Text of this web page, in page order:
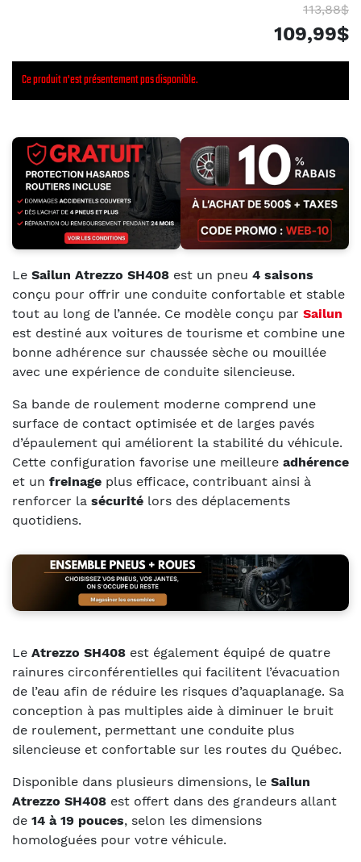
113,88$
109,99$
Ce produit n'est présentement pas disponible.
Le Sailun Atrezzo SH408 est un pneu 4 saisons
conçu pour offrir une conduite confortable et stable
tout au long de l’année. Ce modèle conçu par Sailun
est destiné aux voitures de tourisme et combine une
bonne adhérence sur chaussée sèche ou mouillée
avec une expérience de conduite silencieuse.
Sa bande de roulement moderne comprend une
surface de contact optimisée et de larges pavés
d’épaulement qui améliorent la stabilité du véhicule.
Cette configuration favorise une meilleure adhérence
et un freinage plus efficace, contribuant ainsi à
renforcer la sécurité lors des déplacements
quotidiens.
Le Atrezzo SH408 est également équipé de quatre
rainures circonférentielles qui facilitent l’évacuation
de l’eau afin de réduire les risques d’aquaplanage. Sa
conception à pas multiples aide à diminuer le bruit
de roulement, permettant une conduite plus
silencieuse et confortable sur les routes du Québec.
Disponible dans plusieurs dimensions, le Sailun
Atrezzo SH408 est offert dans des grandeurs allant
de 14 à 19 pouces, selon les dimensions
homologuées pour votre véhicule.